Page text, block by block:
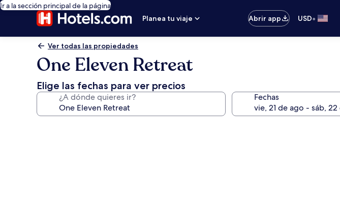
Ir a la sección principal de la página
Planea tu viaje
Abrir app USD•
Ver todas las propiedades
One Eleven Retreat
Elige las fechas para ver precios
¿A dónde quieres ir? Fechas